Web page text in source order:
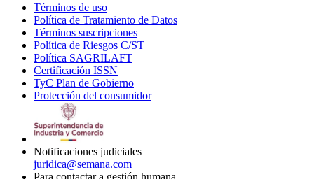
Términos de uso
in
new
window
Política de Tratamiento de Datos
Términos suscripciones
in
Política de Riesgos C/ST
Política SAGRILAFT
new
window
Certificación ISSN
in
new
TyC Plan de Gobierno
in
Protección del consumidorOpens
Notificaciones judiciales
juridica@semana.com
Para contactar a gestión humana